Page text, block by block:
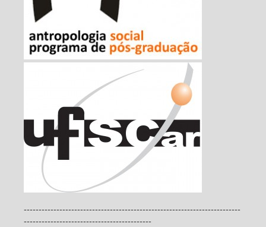
-------------------------------------------------------------------------
-------------------------------------------